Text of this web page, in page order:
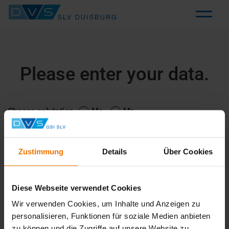
Zustimmung Details Über Cookies
Diese Webseite verwendet Cookies
Wir verwenden Cookies, um Inhalte und Anzeigen zu
personalisieren, Funktionen für soziale Medien anbieten
Please enter your data.
Choose salutation Ms.
Mr.
Firstname
E-Mail*